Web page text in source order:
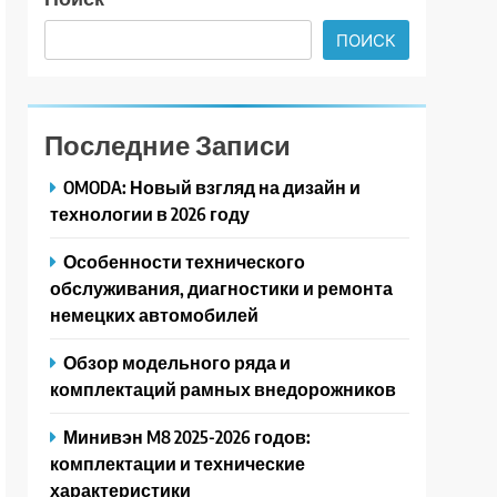
ПОИСК
Последние Записи
OMODA: Новый взгляд на дизайн и
технологии в 2026 году
Особенности технического
обслуживания, диагностики и ремонта
немецких автомобилей
Обзор модельного ряда и
комплектаций рамных внедорожников
Минивэн M8 2025-2026 годов:
комплектации и технические
характеристики